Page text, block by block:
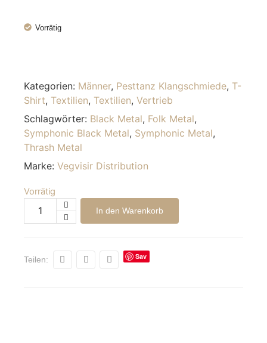
Vorrätig
Kategorien: Männer, Pesttanz Klangschmiede, T-
Shirt, Textilien, Textilien, Vertrieb
Schlagwörter: Black Metal, Folk Metal,
Symphonic Black Metal, Symphonic Metal,
Thrash Metal
Marke: Vegvisir Distribution
Vorrätig
In den Warenkorb
Alternative:
Teilen:
Sav